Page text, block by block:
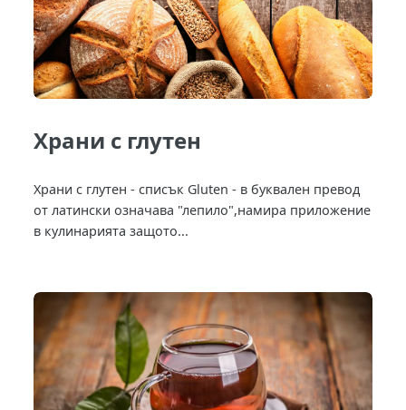
Храни с глутен
Храни с глутен - списък Gluten - в буквален превод
от латински означава "лепило",намира приложение
в кулинарията защото...